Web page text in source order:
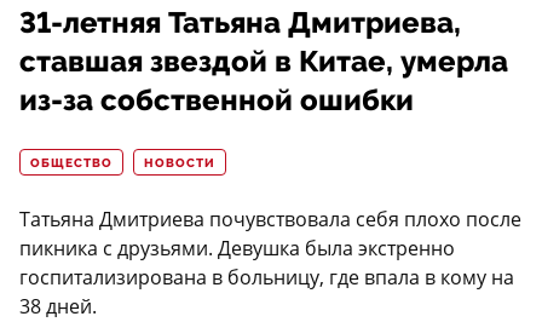
31-летняя Татьяна Дмитриева,
ставшая звездой в Китае, умерла
из-за собственной ошибки
ОБЩЕСТВО НОВОСТИ
Татьяна Дмитриева почувствовала себя плохо после
пикника с друзьями. Девушка была экстренно
госпитализирована в больницу, где впала в кому на
38 дней.